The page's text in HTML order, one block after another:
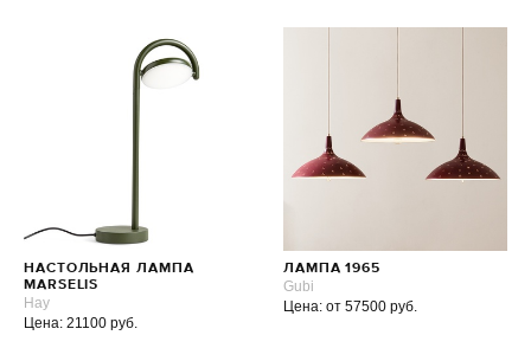
НАСТОЛЬНАЯ ЛАМПА
MARSELIS
Hay
Цена: 21100 руб.
ЛАМПА 1965
Gubi
Цена: от 57500 руб.